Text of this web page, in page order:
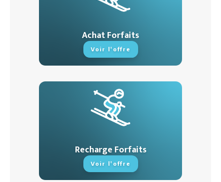
Achat Forfaits
Voir l'offre
Recharge Forfaits
Voir l'offre